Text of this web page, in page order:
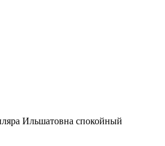
Ильшатовна спокойный